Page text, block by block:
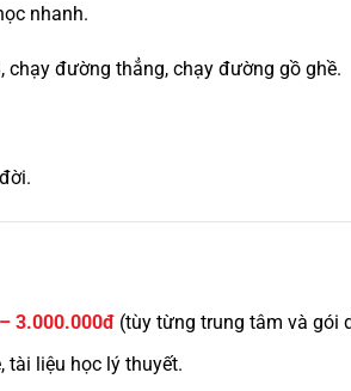
nhanh.
chạy đường thẳng, chạy đường gồ ghề.
3.000.000đ (tùy từng trung tâm và gói
tài liệu học lý thuyết.